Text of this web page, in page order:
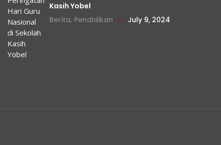
Kasih Yobel
Berita, Pendidikan July 9, 2024